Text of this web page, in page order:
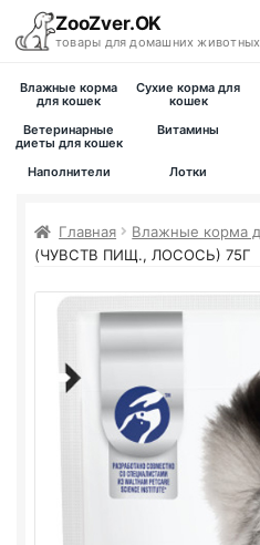
ZooZver.OK
товары для домашних животных
На главную
Влажные корма
для кошек
Сухие корма для
кошек
Ветеринарные
диеты для кошек
Витамины
Наполнители
Лотки
Главная Влажные корма
(ЧУВСТВ ПИЩ., ЛОСОСЬ) 75Г